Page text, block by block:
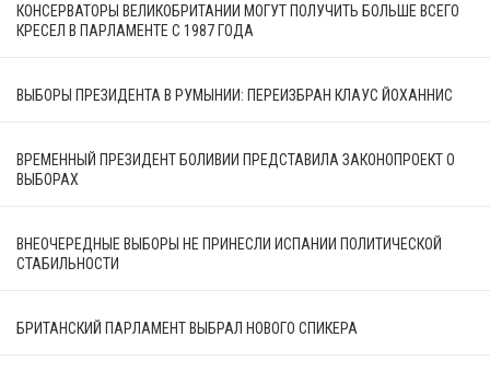
КОНСЕРВАТОРЫ ВЕЛИКОБРИТАНИИ МОГУТ ПОЛУЧИТЬ БОЛЬШЕ ВСЕГО
КРЕСЕЛ В ПАРЛАМЕНТЕ С 1987 ГОДА
ВЫБОРЫ ПРЕЗИДЕНТА В РУМЫНИИ: ПЕРЕИЗБРАН КЛАУС ЙОХАННИС
ВРЕМЕННЫЙ ПРЕЗИДЕНТ БОЛИВИИ ПРЕДСТАВИЛА ЗАКОНОПРОЕКТ О
ВЫБОРАХ
ВНЕОЧЕРЕДНЫЕ ВЫБОРЫ НЕ ПРИНЕСЛИ ИСПАНИИ ПОЛИТИЧЕСКОЙ
СТАБИЛЬНОСТИ
БРИТАНСКИЙ ПАРЛАМЕНТ ВЫБРАЛ НОВОГО СПИКЕРА